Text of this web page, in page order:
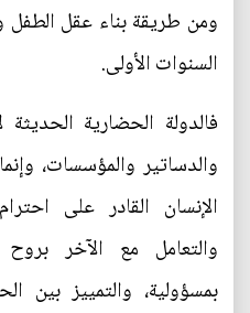
ومن طريقة بناء عقل
السنوات الأولى.
فالدولة الحضارية
والدساتير والمؤسسات،
الإنسان القادر على
والتعامل مع الآخر بروح
بمسؤولية، والتمييز بين